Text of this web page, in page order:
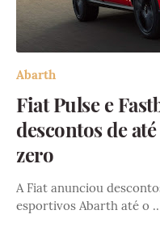
Abarth
Fiat Pulse e
descontos de
zero
A Fiat anunciou
esportivos Abarth até o